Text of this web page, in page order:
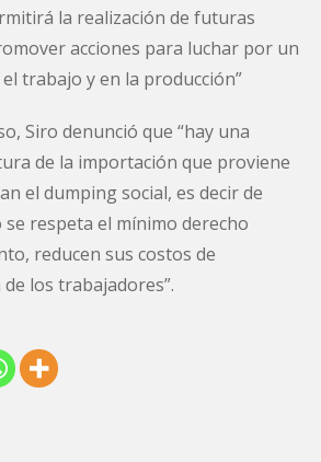
la realización de futuras
acciones para luchar por un
trabajo y en la producción”
Siro denunció que “hay una
de la importación que proviene
el dumping social, es decir de
respeta el mínimo derecho
reducen sus costos de
los trabajadores”.